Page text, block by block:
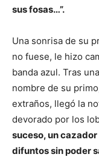
sus fosas…”.
Una sonrisa de su
no fuese, le hizo
banda azul. Tras
nombre de su
extraños, llegó la
devorado por los
suceso, un
difuntos sin poder